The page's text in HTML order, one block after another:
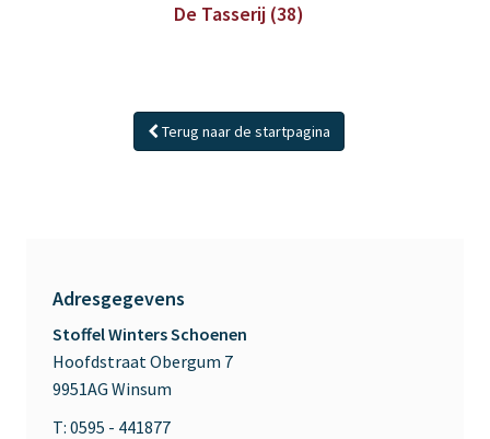
De Tasserij (38)
Terug naar de startpagina
Adresgegevens
Stoffel Winters Schoenen
Hoofdstraat Obergum 7
9951AG Winsum
T: 0595 - 441877